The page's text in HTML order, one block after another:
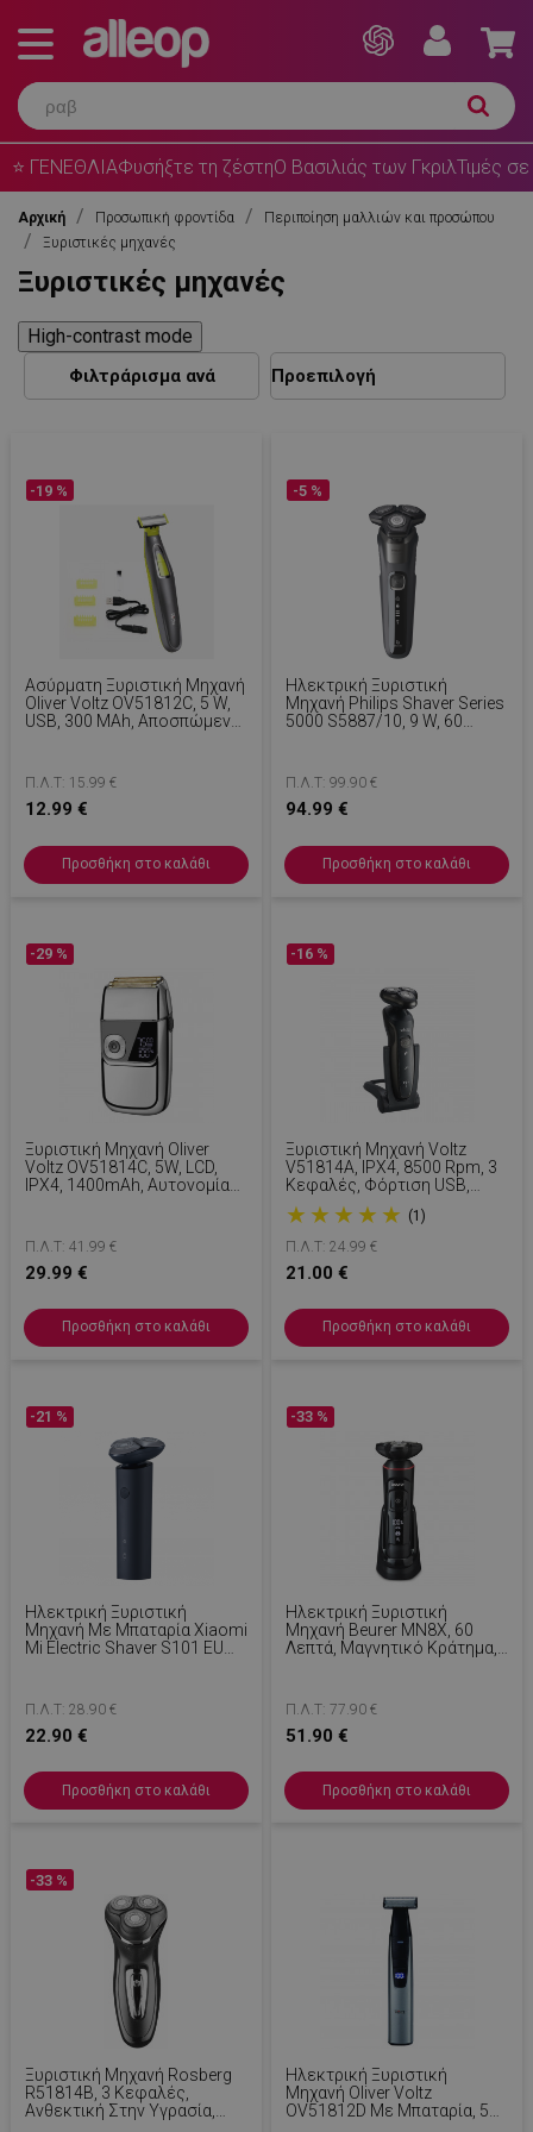
⭐ ΓΕΝΕΘΛΙΑΦυσήξτε τη ζέστηΟ Βασιλιάς των ΓκριλΤιμές σε
Αρχική Προσωπική φροντίδα
Περιποίηση μαλλιών και προσώπου
Ξυριστικές μηχανές
Ξυριστικές μηχανές
High-contrast mode
Φιλτράρισμα ανά
Ασύρματη Ξυριστική Μηχανή
Oliver Voltz OV51812C, 5 W,
USB, 300 MAh, Αποσπώμενη
-19 %
Π.Λ.Τ: 15.99 €
12.99 €
Προσθήκη στο καλάθι
Ηλεκτρική Ξυριστική
Μηχανή Philips Shaver Series
5000 S5887/10, 9 W, 60
Ενσωματωμένο Τρίμερ,
SkinIQ, PowerAdapt,
Κεφαλές 360°,
Γκρι
-5 %
Π.Λ.Τ: 99.90 €
94.99 €
Προσθήκη στο καλάθι
Ξυριστική Μηχανή Oliver
Voltz OV51814C, 5W, LCD,
IPX4, 1400mAh, Αυτονομία
-29 %
Π.Λ.Τ: 41.99 €
29.99 €
Προσθήκη στο καλάθι
Ξυριστική Μηχανή Voltz
V51814A, IPX4, 8500 Rpm, 3
Κεφαλές, Φόρτιση USB,
Μαύρο
★ ★ ★ ★ ★ (1)
-16 %
Π.Λ.Τ: 24.99 €
21.00 €
Προσθήκη στο καλάθι
Ηλεκτρική Ξυριστική
Μηχανή Με Μπαταρία Xiaomi
Mi Electric Shaver S101 EU
Προσαρμοζόμενη Κεφαλή,
Χρήση Σε Στεγνό/υγρό
Δέρμα, IPX7, Σκούρο Μπλε
-21 %
Π.Λ.Τ: 28.90 €
22.90 €
Προσθήκη στο καλάθι
Ηλεκτρική Ξυριστική
Μηχανή Beurer MN8X, 60
Λεπτά, Μαγνητικό Κράτημα,
USB-C, Μαύρο
-33 %
Π.Λ.Τ: 77.90 €
51.90 €
Προσθήκη στο καλάθι
Ξυριστική Μηχανή Rosberg
R51814B, 3 Κεφαλές,
Аνθεκτική Στην Υγρασία,
-33 %
Ηλεκτρική Ξυριστική
Μηχανή Oliver Voltz
OV51812D Με Μπαταρία, 5